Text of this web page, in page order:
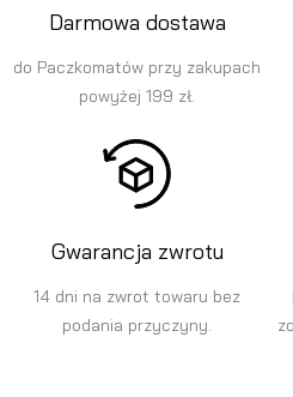
Darmowa dostawa
do Paczkomatów przy zakupach
powyżej 199 zł.
Gwarancja zwrotu
14 dni na zwrot towaru bez
podania przyczyny.